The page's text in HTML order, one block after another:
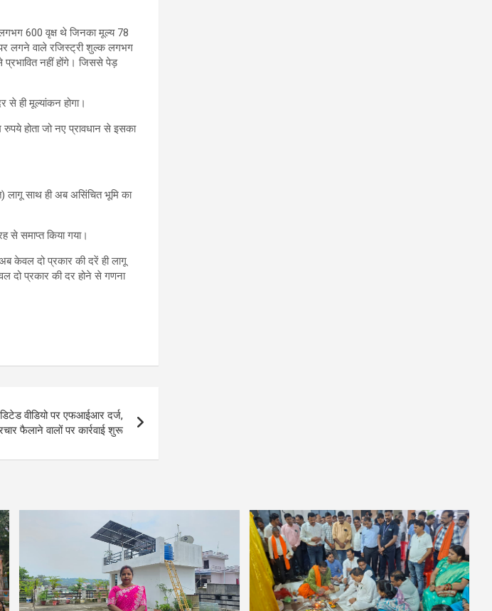
600 वृक्ष थे जिनका मूल्य 78
लगने वाले रजिस्ट्री शुल्क लगभग
प्रभावित नहीं होंगे। जिससे पेड़
से ही मूल्यांकन होगा।
होता जो नए प्रावधान से इसका
लागू साथ ही अब असिंचित भूमि का
से समाप्त किया गया।
केवल दो प्रकार की दरें ही लागू
दो प्रकार की दर होने से गणना
वीडियो पर एफआईआर दर्ज,
फैलाने वालों पर कार्रवाई शुरू